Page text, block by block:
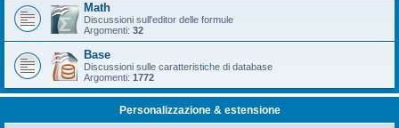
Math
Discussioni sull'editor delle formule
Argomenti: 32
Base
Discussioni sulle caratteristiche di database
Argomenti: 1772
Personalizzazione & estensione